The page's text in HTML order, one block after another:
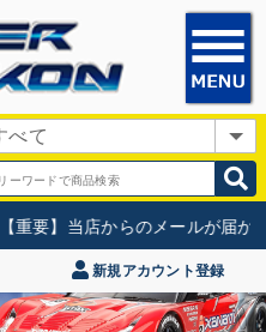
【重要】当店からのメールが届か
新規アカウント登録